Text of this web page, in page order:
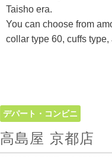
Taisho era.
You can choose from
collar type 60, cuffs type,
デパート・コンビニ
高島屋 京都店